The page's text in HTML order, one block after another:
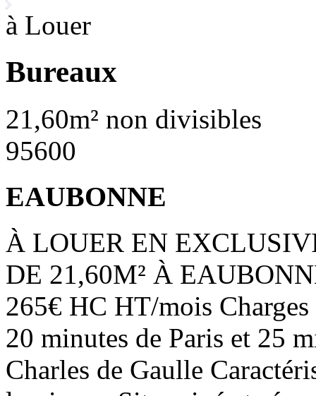
à Louer
Bureaux
21,60m² non divisibles
95600
EAUBONNE
À LOUER EN
DE 21,60M² À
265€ HC HT/mois
20 minutes de Paris et 25
Charles de Gaulle